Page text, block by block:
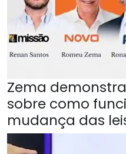
Zema
sobre como
mudança das